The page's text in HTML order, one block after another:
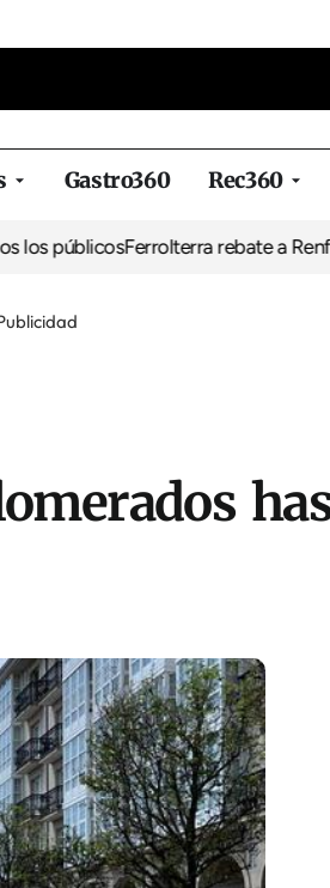
Gastro360 Rec360
Ferrolterra rebate a Renfe y